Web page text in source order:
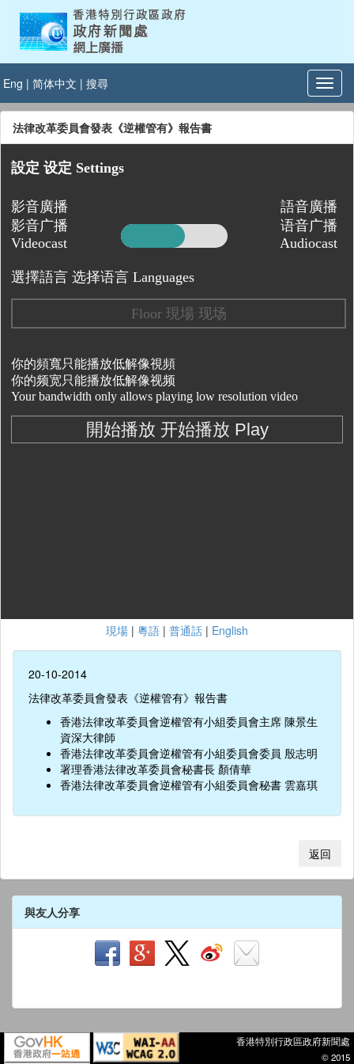
Eng | 简体中文 | 搜尋
法律改革委員會發表《逆權管有》報告書
現場 | 粵語 | 普通話 | English
20-10-2014
法律改革委員會發表《逆權管有》報告書
香港法律改革委員會逆權管有小組委員會主席 陳景生
資深大律師
香港法律改革委員會逆權管有小組委員會委員 殷志明
署理香港法律改革委員會秘書長 顏倩華
香港法律改革委員會逆權管有小組委員會秘書 雲嘉琪
返回
與友人分享
香港特別行政區政府新聞處
© 2015